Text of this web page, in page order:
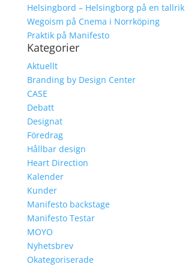
Helsingbord – Helsingborg på en tallrik
Wegoism på Cnema i Norrköping
Praktik på Manifesto
Kategorier
Aktuellt
Branding by Design Center
CASE
Debatt
Designat
Föredrag
Hållbar design
Heart Direction
Kalender
Kunder
Manifesto backstage
Manifesto Testar
MOYO
Nyhetsbrev
Okategoriserade